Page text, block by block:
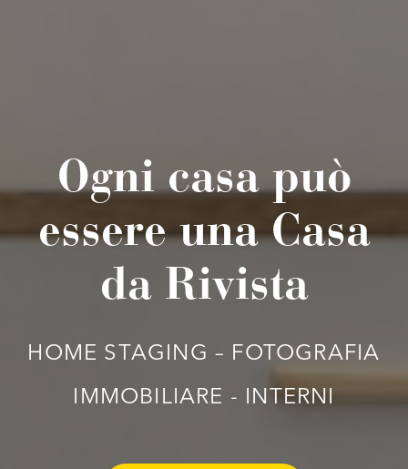
Ogni casa può
essere una Casa
da Rivista
HOME STAGING – FOTOGRAFIA
IMMOBILIARE - INTERNI